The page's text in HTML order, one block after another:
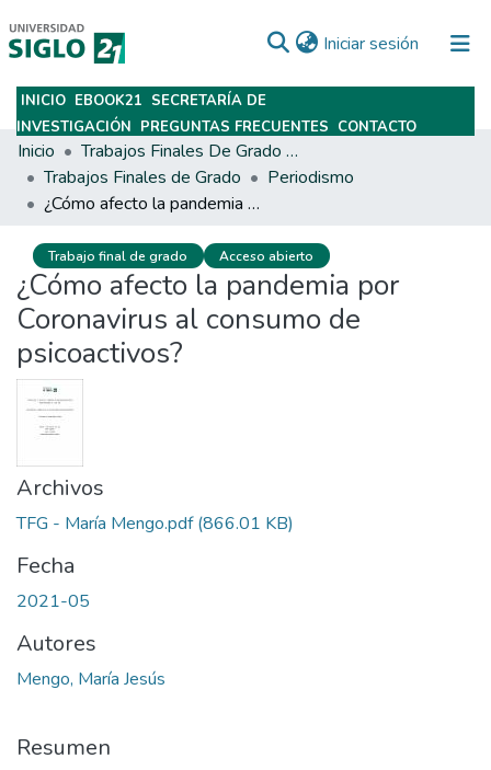
Iniciar sesión (current)
Subir
INICIO EBOOK21 SECRETARÍA DE
INVESTIGACIÓN PREGUNTAS FRECUENTES CONTACTO
Inicio
Trabajos Finales De Grado Y Posgrado
Trabajos Finales de Grado
Periodismo
¿Cómo afecto la pandemia por Coronavirus al consumo de psicoactivos?
Trabajo final de grado Acceso abierto
¿Cómo afecto la pandemia por
Coronavirus al consumo de
psicoactivos?
Archivos
TFG - María Mengo.pdf(866.01 KB)
Fecha
2021-05
Autores
Mengo, María Jesús
Resumen